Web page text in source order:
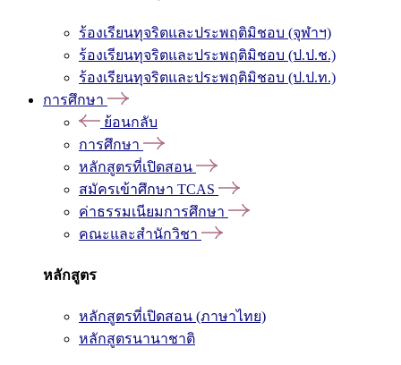
ร้องเรียนทุจริตและประพฤติมิชอบ (จุฬาฯ)
ร้องเรียนทุจริตและประพฤติมิชอบ (ป.ป.ช.)
ร้องเรียนทุจริตและประพฤติมิชอบ (ป.ป.ท.)
การศึกษา
ย้อนกลับ
การศึกษา
หลักสูตรที่เปิดสอน
สมัครเข้าศึกษา TCAS
ค่าธรรมเนียมการศึกษา
คณะและสำนักวิชา
หลักสูตร
หลักสูตรที่เปิดสอน (ภาษาไทย)
หลักสูตรนานาชาติ